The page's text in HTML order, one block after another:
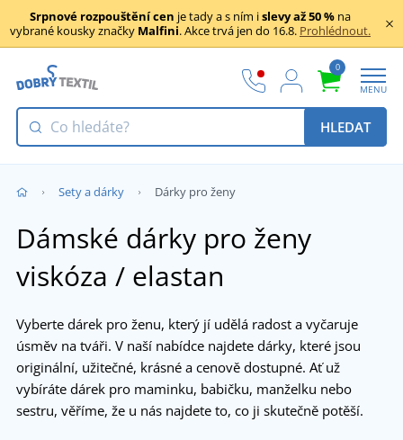
Srpnové rozpouštění cen je tady a s ním islevy až 50 % na
vybrané kousky značky Malfini. Akce trvá jen do 16.8. Prohlédnout.
0
MENU
HLEDAT
Sety a dárky Dárky pro ženy
Dámské dárky pro ženy
viskóza / elastan
Vyberte dárek pro ženu, který jí udělá radost a vyčaruje
úsměv na tváři. V naší nabídce najdete dárky, které jsou
originální, užitečné, krásné a cenově dostupné. Ať už
vybíráte dárek pro maminku, babičku, manželku nebo
sestru, věříme, že u nás najdete to, co ji skutečně potěší.